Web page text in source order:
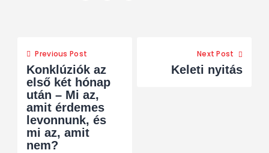
Previous Post
Konklúziók az
első két hónap
után – Mi az,
amit érdemes
levonnunk, és
mi az, amit
nem?
Next Post
Keleti nyitás